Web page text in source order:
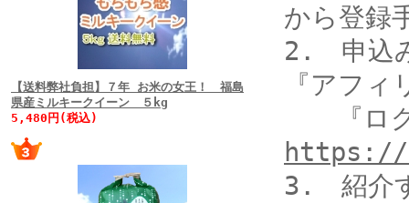
【送料弊社負担】７年 お米の女王！ 福島
県産ミルキークイーン ５kg
5,480円(税込)
から登録
2. 申込
『アフ
『ロ
https://
3. 紹介す